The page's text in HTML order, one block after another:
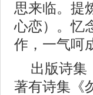
思来临。提
心恋）。忆
作，一气呵
出版诗集
著有诗集《